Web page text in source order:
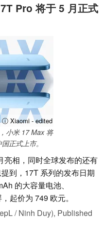
Pro 将于 5 月正式
ⓘ Xiaomi - edited
小米 17 Max 将
正式上市。
亮相，同时全球发布的还有
到，17T 系列的发布日期
的大容量电池、
起价为 749 欧元。
/ Ninh Duy), Published